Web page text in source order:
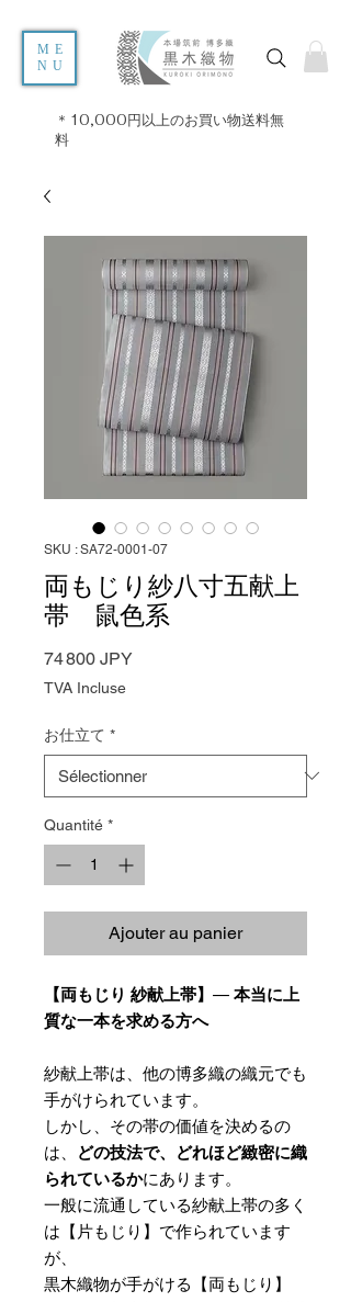
ME
NU
＊10,000円以上のお買い物送料無
料
SKU : SA72-0001-07
両もじり紗八寸五献上
帯 鼠色系
74 800 JPYPrix
TVA Incluse
お仕立て *
Quantité *
Ajouter au panier
【両もじり 紗献上帯】 — 本当に上
質な一本を求める方へ
紗献上帯は、他の博多織の織元でも
手がけられています。
しかし、その帯の価値を決めるの
は、
どの技法で、どれほど緻密に織
られているかにあります。
一般に流通している紗献上帯の多く
は【片もじり】で作られています
が、
黒木織物が手がける【両もじり】